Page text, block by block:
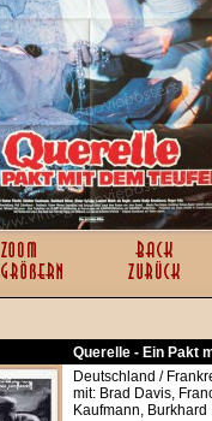
Querelle - Ein Pakt
Deutschland /
mit: Brad Davis,
Kaufmann, Burkhard